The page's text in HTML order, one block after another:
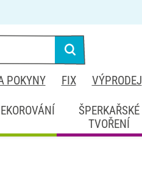
POKYNY FIX VÝPRODEJ
ŠPERKAŘSKÉ
TVOŘENÍ